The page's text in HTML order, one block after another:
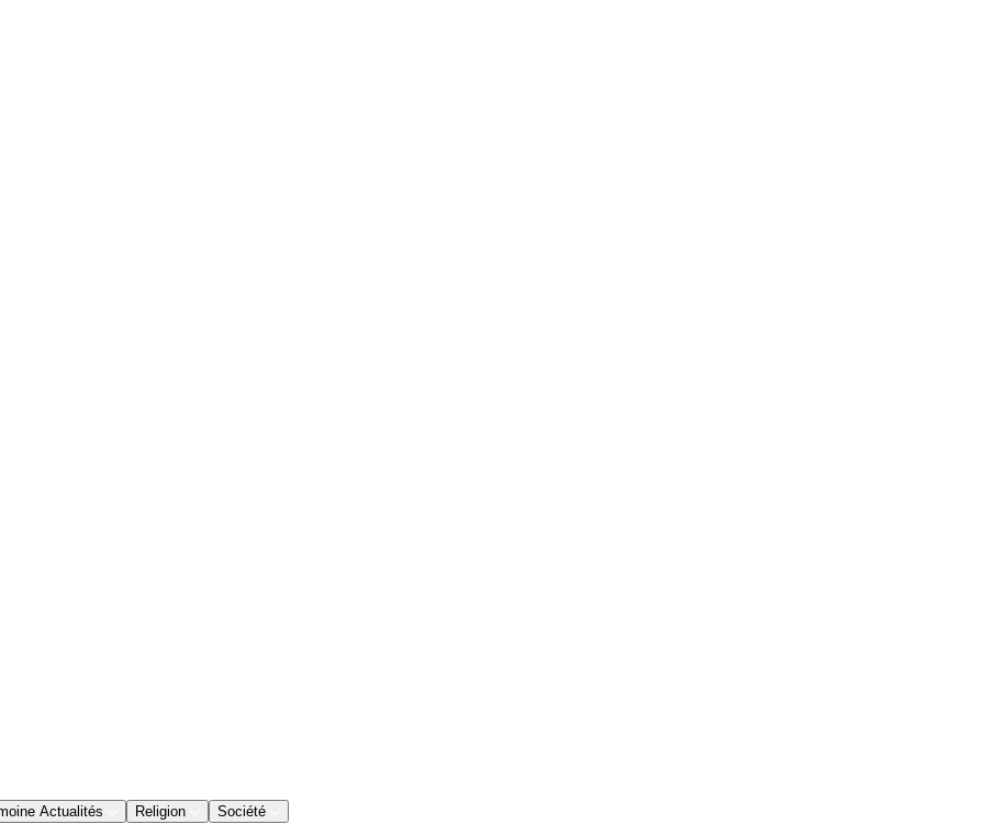
Actualités Religion Société